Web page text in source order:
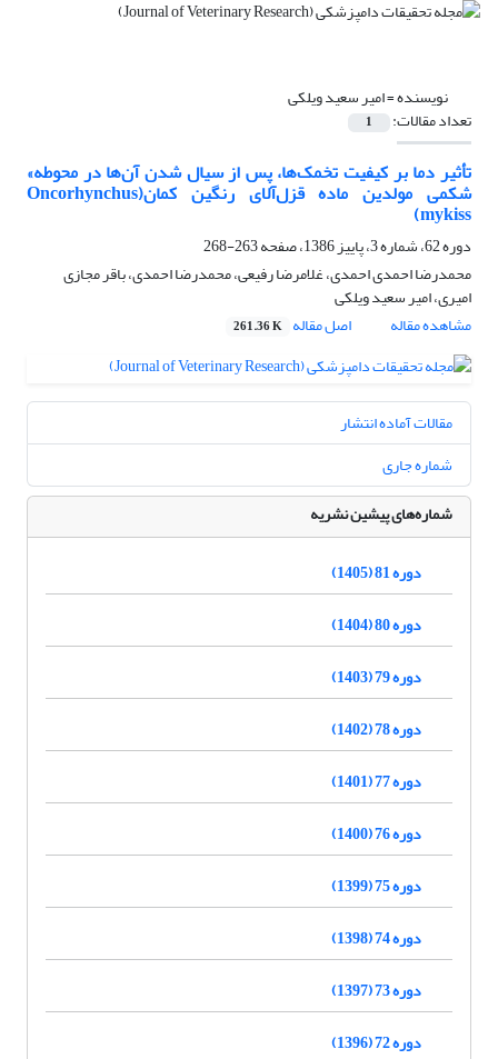
نویسنده =امیر سعید ویلکی
تعداد مقالات: 1
تأثیر دما بر کیفیت تخمک‌ها، پس از سیال شدن آن‌ها در محوطه»
شکمی مولدین ماده قزل‌آلای رنگین کمان(Oncorhynchus
mykiss‌)
دوره 62، شماره 3، پاییز 1386، صفحه
263-268
محمدرضا احمدی احمدی، غلامرضا رفیعی، محمدرضا احمدی، باقر مجازی
امیری، امیر سعید ویلکی
مشاهده مقاله
اصل مقاله 261.36 K
مقالات آماده انتشار
شماره جاری
شماره‌های پیشین نشریه
دوره 81 (1405)
دوره 80 (1404)
دوره 79 (1403)
دوره 78 (1402)
دوره 77 (1401)
دوره 76 (1400)
دوره 75 (1399)
دوره 74 (1398)
دوره 73 (1397)
دوره 72 (1396)